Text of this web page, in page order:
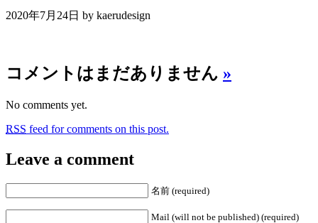
2020年7月24日 by kaerudesign
コメントはまだありません »
No comments yet.
RSS feed for comments on this post.
Leave a comment
名前 (required)
Mail (will not be published) (required)